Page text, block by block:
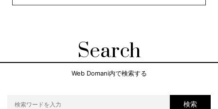
Search
Web Domani内で検索する
検索